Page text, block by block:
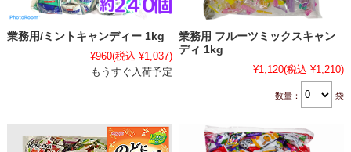
業務用/ミントキャンディー 1kg
¥960(税込 ¥1,037)
もうすぐ入荷予定
業務用 フルーツミックスキャン
ディ 1kg
¥1,120(税込 ¥1,210)
数量： 袋